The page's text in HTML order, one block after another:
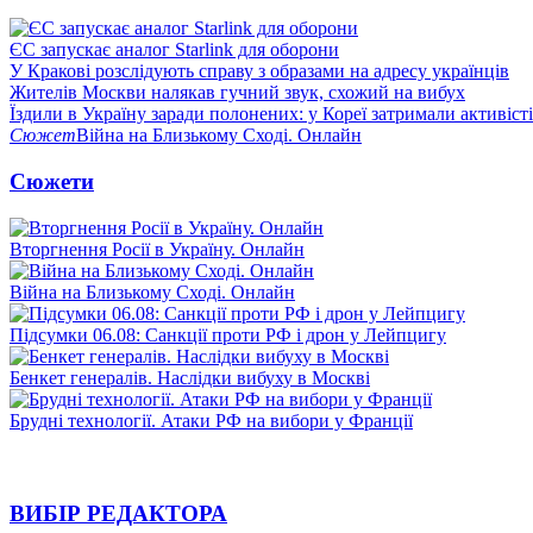
ЄС запускає аналог Starlink для оборони
У Кракові розслідують справу з образами на адресу українців
Жителів Москви налякав гучний звук, схожий на вибух
Їздили в Україну заради полонених: у Кореї затримали
СюжетВійна на Близькому Сході. Онлайн
Сюжети
Вторгнення Росії в Україну. Онлайн
Війна на Близькому Сході. Онлайн
Підсумки 06.08: Санкції проти РФ і дрон у Лейпцигу
Бенкет генералів. Наслідки вибуху в Москві
Брудні технології. Атаки РФ на вибори у Франції
ВИБІР РЕДАКТОРА